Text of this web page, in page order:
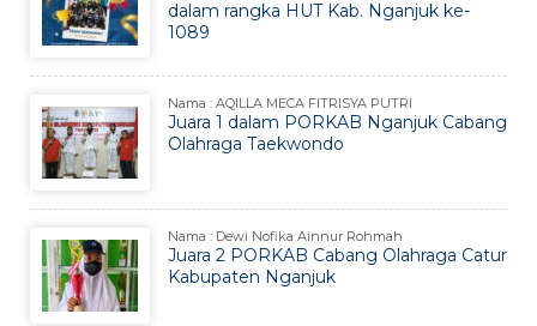
dalam rangka HUT Kab. Nganjuk ke-
1089
Nama : AQILLA MECA FITRISYA PUTRI
Juara 1 dalam PORKAB Nganjuk Cabang
Olahraga Taekwondo
Nama : Dewi Nofika Ainnur Rohmah
Juara 2 PORKAB Cabang Olahraga Catur
Kabupaten Nganjuk